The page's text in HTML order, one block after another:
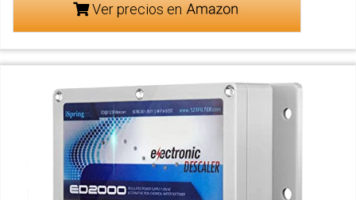
Ver precios en